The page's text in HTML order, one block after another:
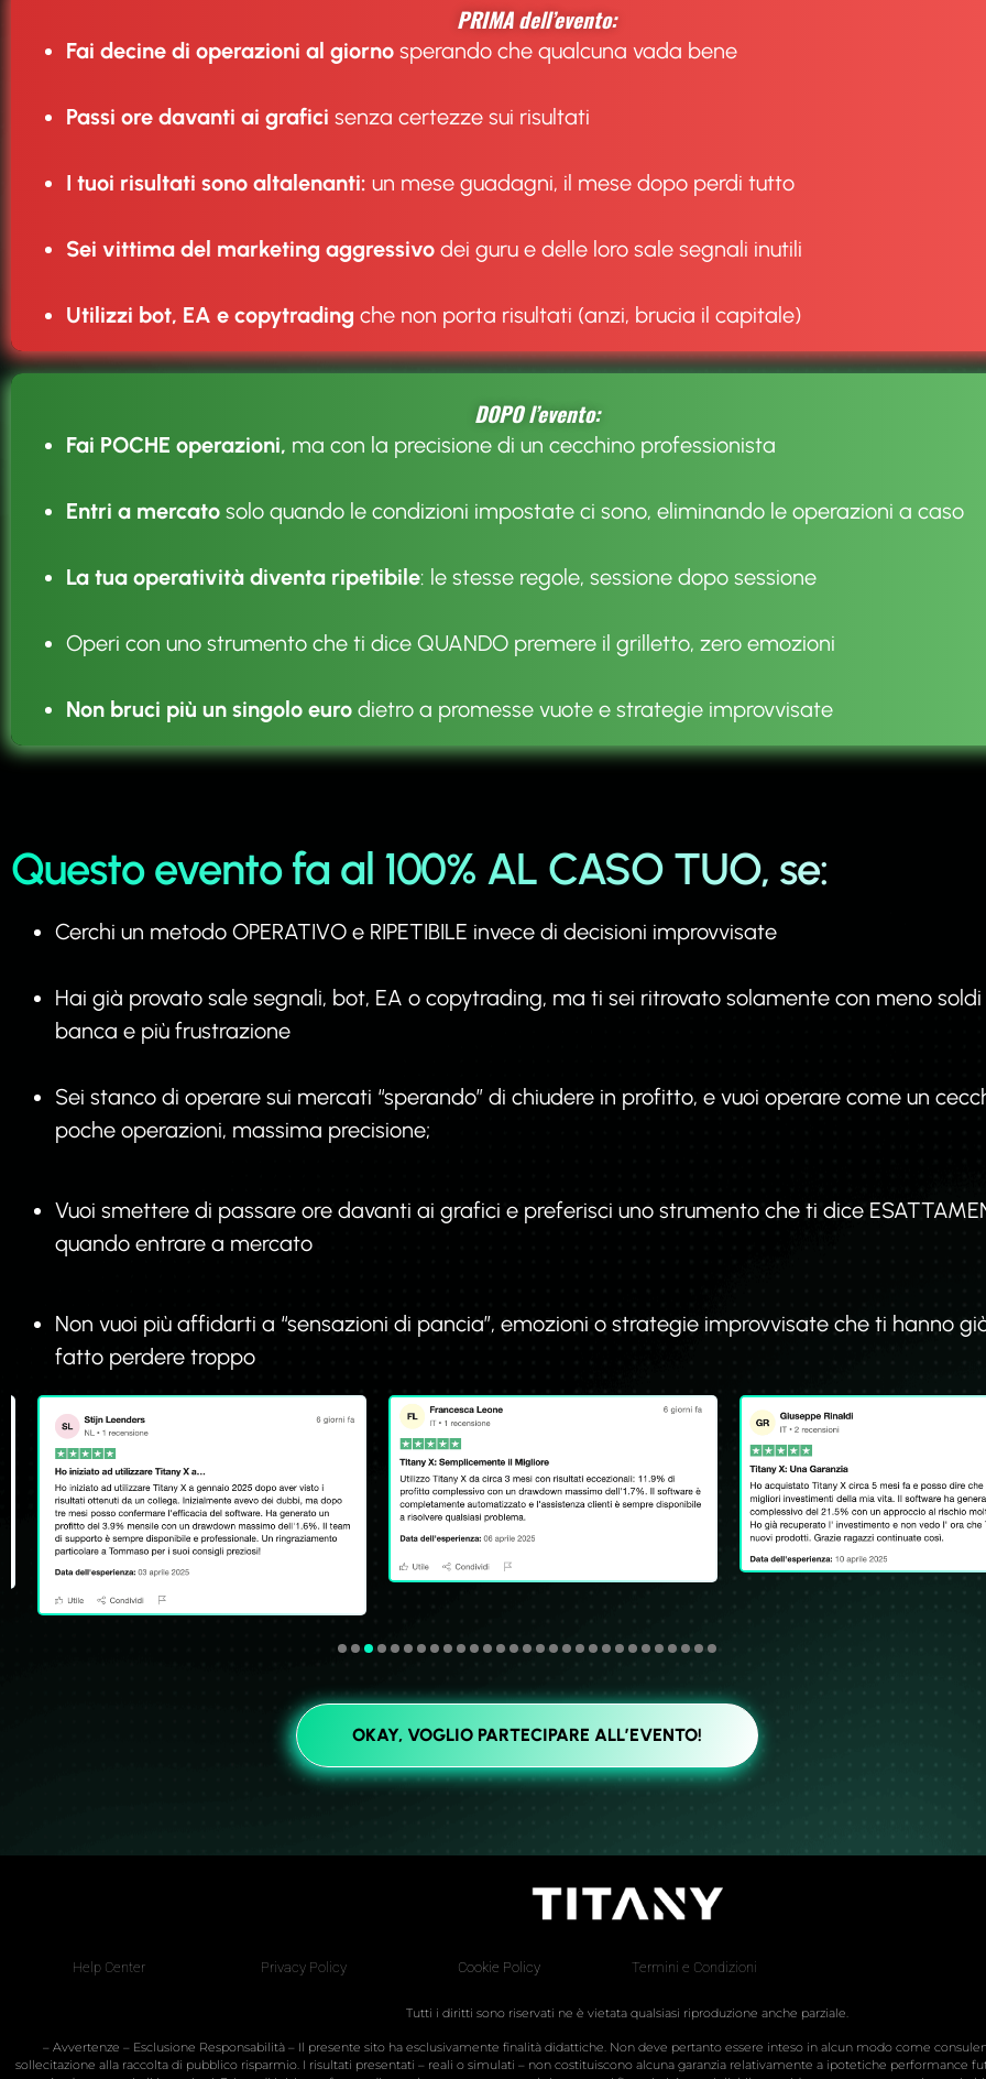
PRIMA dell’evento:
Fai decine di operazioni al giorno sperando che qualcuna vada bene
Passi ore davanti ai grafici senza certezze sui risultati
I tuoi risultati sono altalenanti: un mese guadagni, il mese dopo perdi tutto
Sei vittima del marketing aggressivo dei guru e delle loro sale segnali inutili
Utilizzi bot, EA e copytrading che non porta risultati (anzi, brucia il capitale)
DOPO l’evento:
Fai POCHE operazioni, ma con la precisione di un cecchino professionista
Entri a mercato solo quando le condizioni impostate ci sono, eliminando le operazioni a caso
La tua operatività diventa ripetibile: le stesse regole, sessione dopo sessione
Operi con uno strumento che ti dice QUANDO premere il grilletto, zero emozioni
Non bruci più un singolo euro dietro a promesse vuote e strategie improvvisate
Questo evento fa al 100% AL CASO TUO, se:
Cerchi un metodo OPERATIVO e RIPETIBILE invece di decisioni improvvisate
Hai già provato sale segnali, bot, EA o copytrading, ma ti sei ritrovato solamente con meno soldi
banca e più frustrazione
Sei stanco di operare sui mercati “sperando” di chiudere in profitto, e vuoi operare come un
poche operazioni, massima precisione;
Vuoi smettere di passare ore davanti ai grafici e preferisci uno strumento che ti dice
quando entrare a mercato
Non vuoi più affidarti a “sensazioni di pancia”, emozioni o strategie improvvisate che ti hanno
fatto perdere troppo
OKAY, VOGLIO PARTECIPARE ALL’EVENTO!
Help Center Privacy Policy Cookie Policy Termini e Condizioni
Tutti i diritti sono riservati ne è vietata qualsiasi riproduzione anche parziale.
– Avvertenze – Esclusione Responsabilità – Il presente sito ha esclusivamente finalità didattiche. Non deve pertanto essere inteso in alcun modo come
sollecitazione alla raccolta di pubblico risparmio. I risultati presentati – reali o simulati – non costituiscono alcuna garanzia relativamente a ipotetiche performance